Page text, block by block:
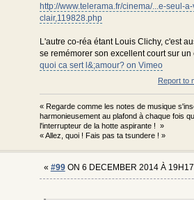
http://www.telerama.fr/cinema/...e-seul-
clair,119828.php
L'autre co-réa étant Louis Clichy, c'est
se remémorer son excellent court sur
quoi ca sert l&;amour? on Vimeo
Report to
« Regarde comme les notes de musique
harmonieusement au plafond à chaque fois
l'interrupteur de la hotte aspirante ! »
« Allez, quoi ! Fais pas ta tsundere ! »
« #99ON 6 DECEMBER 2014 À